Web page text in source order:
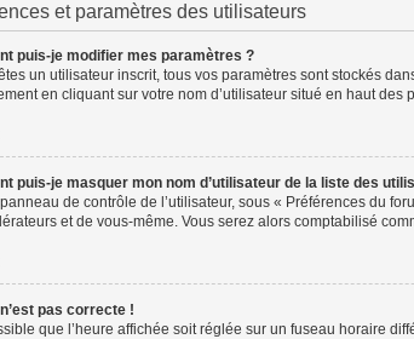
et paramètres des utilisateurs
puis-je modifier mes paramètres ?
un utilisateur inscrit, tous vos paramètres sont stockés
en cliquant sur votre nom d’utilisateur situé en haut
puis-je masquer mon nom d’utilisateur de la liste des
de contrôle de l’utilisateur, sous « Préférences du
et de vous-même. Vous serez alors comptabilisé
n’est pas correcte !
que l’heure affichée soit réglée sur un fuseau horaire